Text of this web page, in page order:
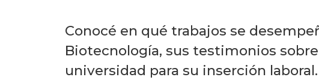
Conocé en qué trabajos se
Biotecnología, sus testimonios
universidad para su inserción laboral.